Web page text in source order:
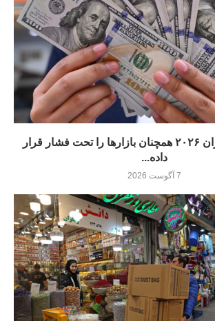
قیمت دلار در ایران ۲۰۲۶ همچنان بازارها را تحت فشار قرار
داده...
7 آگوست 2026